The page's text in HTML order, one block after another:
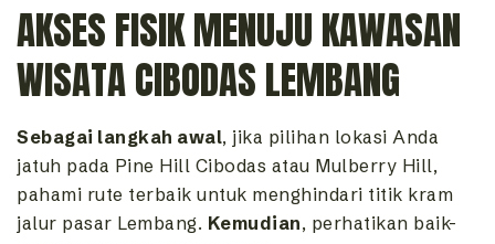
AKSES FISIK MENUJU KAWASAN
WISATA CIBODAS LEMBANG
Sebagai langkah awal, jika pilihan lokasi Anda
jatuh pada Pine Hill Cibodas atau Mulberry Hill,
pahami rute terbaik untuk menghindari titik kram
jalur pasar Lembang. Kemudian, perhatikan baik-